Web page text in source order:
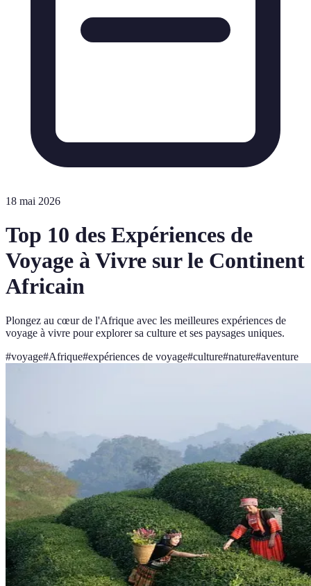
18 mai 2026
Top 10 des Expériences de
Voyage à Vivre sur le Continent
Africain
Plongez au cœur de l'Afrique avec les meilleures expériences de
voyage à vivre pour explorer sa culture et ses paysages uniques.
#voyage#Afrique#expériences de voyage#culture#nature#aventure